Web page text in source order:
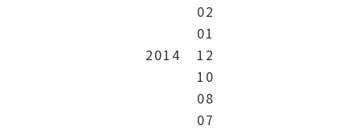
02
01
2014
12
10
08
07